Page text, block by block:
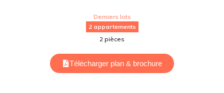
Derniers lots
2 appartements
2 pièces
Télécharger plan & brochure